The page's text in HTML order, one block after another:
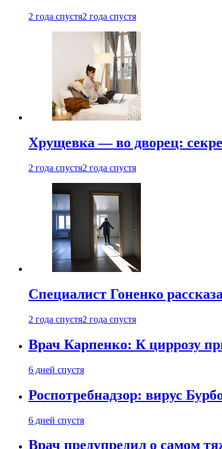
2 года спустя2 года спустя
Хрущевка — во дворец:
2 года спустя2 года спустя
Специалист Гоненко
2 года спустя2 года спустя
Врач Карпенко: К циррозу
6 дней спустя
Роспотребнадзор: вирус
6 дней спустя
Врач предупредил о самом